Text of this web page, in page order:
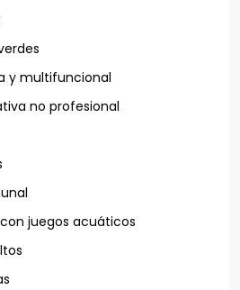
y multifuncional
no profesional
juegos acuáticos